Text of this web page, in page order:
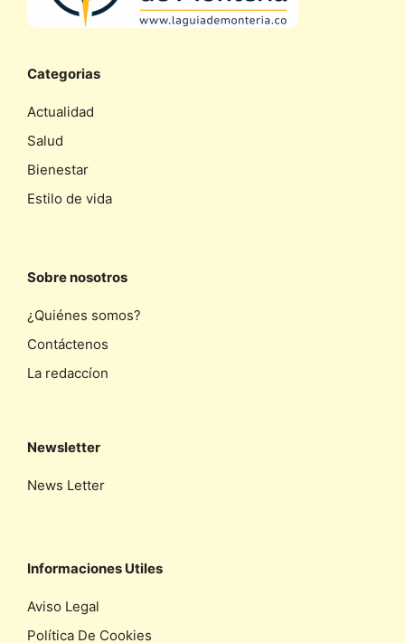
Categorias
Actualidad
Salud
Bienestar
Estilo de vida
Sobre nosotros
¿Quiénes somos?
Contáctenos
La redaccíon
Newsletter
News Letter
Informaciones Utiles
Aviso Legal
Política De Cookies